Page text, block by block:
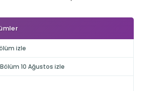
izle
10 Ağustos izle